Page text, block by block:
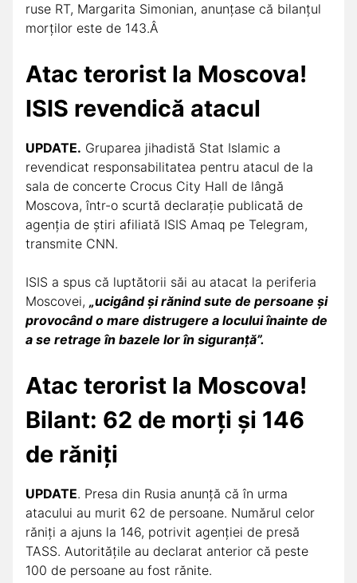
ruse RT, Margarita Simonian, anunțase că bilanțul
morților este de 143.Â
Atac terorist la Moscova!
ISIS revendică atacul
UPDATE. Gruparea jihadistă Stat Islamic a
revendicat responsabilitatea pentru atacul de la
sala de concerte Crocus City Hall de lângă
Moscova, într-o scurtă declarație publicată de
agenția de știri afiliată ISIS Amaq pe Telegram,
transmite CNN.
ISIS a spus că luptătorii săi au atacat la periferia
Moscovei, „ucigând și rănind sute de persoane și
provocând o mare distrugere a locului înainte de
a se retrage în bazele lor în siguranță”.
Atac terorist la Moscova!
Bilant: 62 de morți și 146
de răniți
UPDATE. Presa din Rusia anunță că în urma
atacului au murit 62 de persoane. Numărul celor
răniți a ajuns la 146, potrivit agenției de presă
TASS. Autoritățile au declarat anterior că peste
100 de persoane au fost rănite.